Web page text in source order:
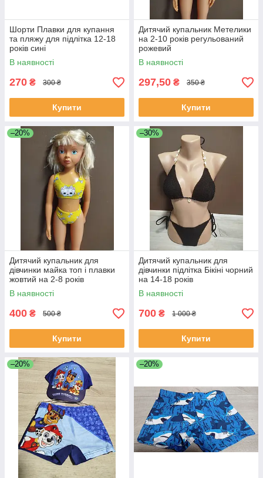
Шорти Плавки для купання
та пляжу для підлітка 12-18
років сині
В наявності
270 ₴ 300 ₴
Купити
Дитячий купальник Метелики
на 2-10 років регульований
рожевий
В наявності
297,50 ₴ 350 ₴
Купити
–20%
Дитячий купальник для
дівчинки майка топ і плавки
жовтий на 2-8 років
В наявності
400 ₴ 500 ₴
Купити
–30%
Дитячий купальник для
дівчинки підлітка Бікіні чорний
на 14-18 років
В наявності
700 ₴ 1 000 ₴
Купити
–20% –20%